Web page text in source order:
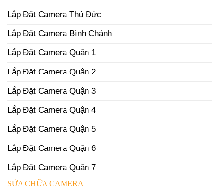
Lắp Đặt Camera Thủ Đức
Lắp Đặt Camera Bình Chánh
Lắp Đặt Camera Quận 1
Lắp Đặt Camera Quận 2
Lắp Đặt Camera Quận 3
Lắp Đặt Camera Quận 4
Lắp Đặt Camera Quận 5
Lắp Đặt Camera Quận 6
Lắp Đặt Camera Quận 7
SỬA CHỮA CAMERA